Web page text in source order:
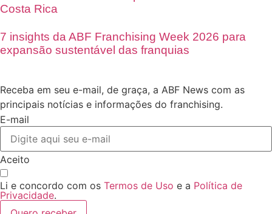
Costa Rica
7 insights da ABF Franchising Week 2026 para
expansão sustentável das franquias
Receba em seu e-mail, de graça, a ABF News com as
principais notícias e informações do franchising.
E-mail
Aceito
Li e concordo com os Termos de Uso e a Política de
Privacidade.